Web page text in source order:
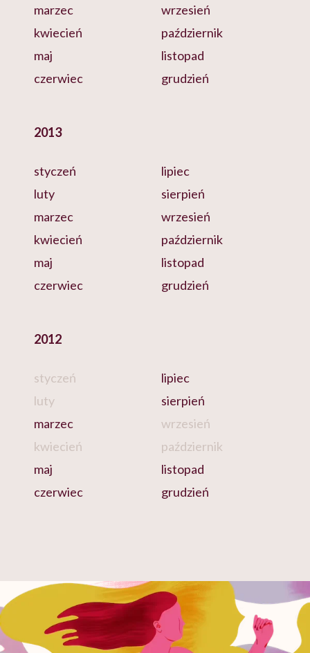
marzec
kwiecień
maj
czerwiec
wrzesień
październik
listopad
grudzień
2013
styczeń
luty
marzec
kwiecień
maj
czerwiec
lipiec
sierpień
wrzesień
październik
listopad
grudzień
2012
styczeń
luty
marzec
kwiecień
maj
czerwiec
lipiec
sierpień
wrzesień
październik
listopad
grudzień